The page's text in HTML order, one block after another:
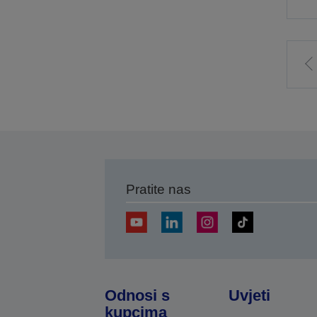
Idi
Pratite nas
Odnosi s
kupcima
Uvjeti